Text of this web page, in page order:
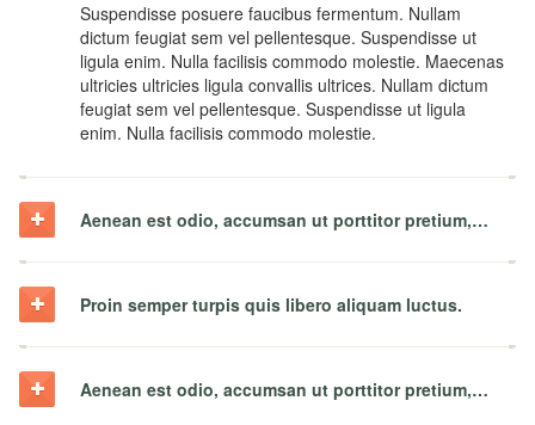
Suspendisse posuere faucibus fermentum. Nullam
dictum feugiat sem vel pellentesque. Suspendisse ut
ligula enim. Nulla facilisis commodo molestie. Maecenas
ultricies ultricies ligula convallis ultrices. Nullam dictum
feugiat sem vel pellentesque. Suspendisse ut ligula
enim. Nulla facilisis commodo molestie.
Aenean est odio, accumsan ut porttitor pretium, mattis in dolor.
Proin semper turpis quis libero aliquam luctus.
Aenean est odio, accumsan ut porttitor pretium, mattis in dolor.